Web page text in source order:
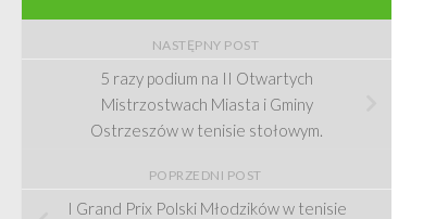
NASTĘPNY POST
5 razy podium na II Otwartych
Mistrzostwach Miasta i Gminy
Ostrzeszów w tenisie stołowym.
POPRZEDNI POST
I Grand Prix Polski Młodzików w tenisie